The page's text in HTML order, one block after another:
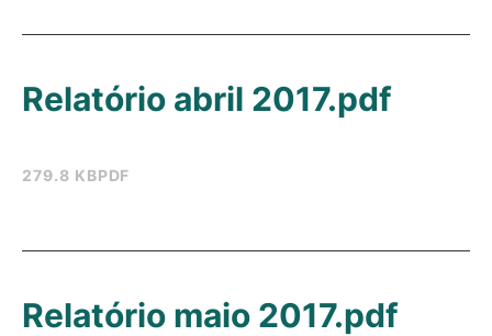
279.8 KBPDF
Relatório abril 2017.pdf
Relatório maio 2017.pdf